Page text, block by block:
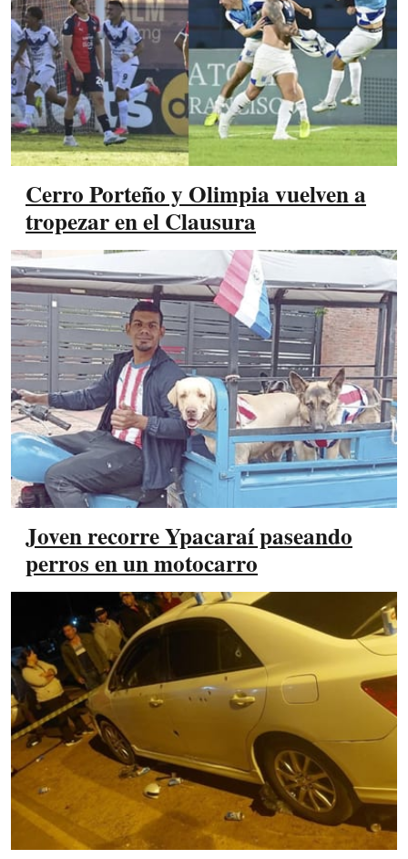
Cerro Porteño y Olimpia vuelven a
tropezar en el Clausura
Joven recorre Ypacaraí paseando
perros en un motocarro